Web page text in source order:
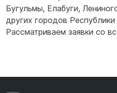
Бугульмы, Елабуги,
других городов Республики
Рассматриваем заявки со